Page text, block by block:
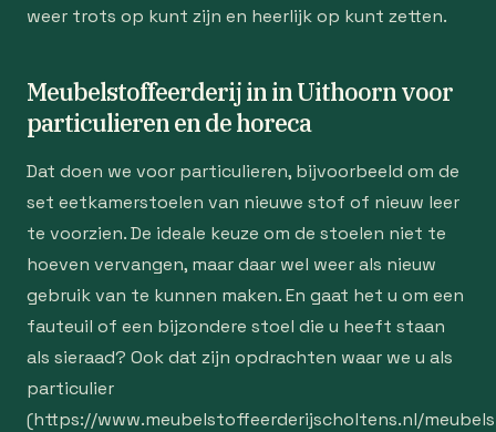
weer trots op kunt zijn en heerlijk op kunt zetten.
Meubelstoffeerderij in in Uithoorn voor
particulieren en de horeca
Dat doen we voor particulieren, bijvoorbeeld om de
set eetkamerstoelen van nieuwe stof of nieuw leer
te voorzien. De ideale keuze om de stoelen niet te
hoeven vervangen, maar daar wel weer als nieuw
gebruik van te kunnen maken. En gaat het u om een
fauteuil of een bijzondere stoel die u heeft staan
als sieraad? Ook dat zijn opdrachten waar we u als
particulier
(https://www.meubelstoffeerderijscholtens.nl/